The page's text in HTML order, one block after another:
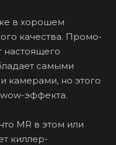
в хорошем
качества. Промо-
настоящего
самыми
камерами, но этого
эффекта.
MR в этом или
киллер-